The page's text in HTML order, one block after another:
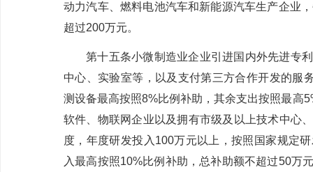
动力汽车、燃料电池汽车和新能源汽车生产企业
超过200万元。
第十五条小微制造业企业引进国内外先进专
中心、实验室等，以及支付第三方合作开发的服
测设备最高按照8%比例补助，其余支出按照最高
软件、物联网企业以及拥有市级及以上技术中心
度，年度研发投入 100万元以上，按照国家规定
入最高按照10%比例补助，总补助额不超过50万